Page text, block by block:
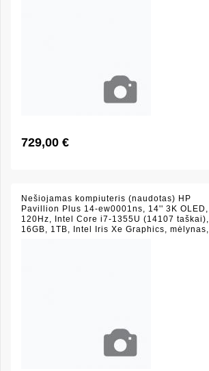
729,00 €
Nešiojamas kompiuteris (naudotas) HP
Pavillion Plus 14-ew0001ns, 14'' 3K OLED,
120Hz, Intel Core i7-1355U (14107 taškai),
16GB, 1TB, Intel Iris Xe Graphics, mėlynas,